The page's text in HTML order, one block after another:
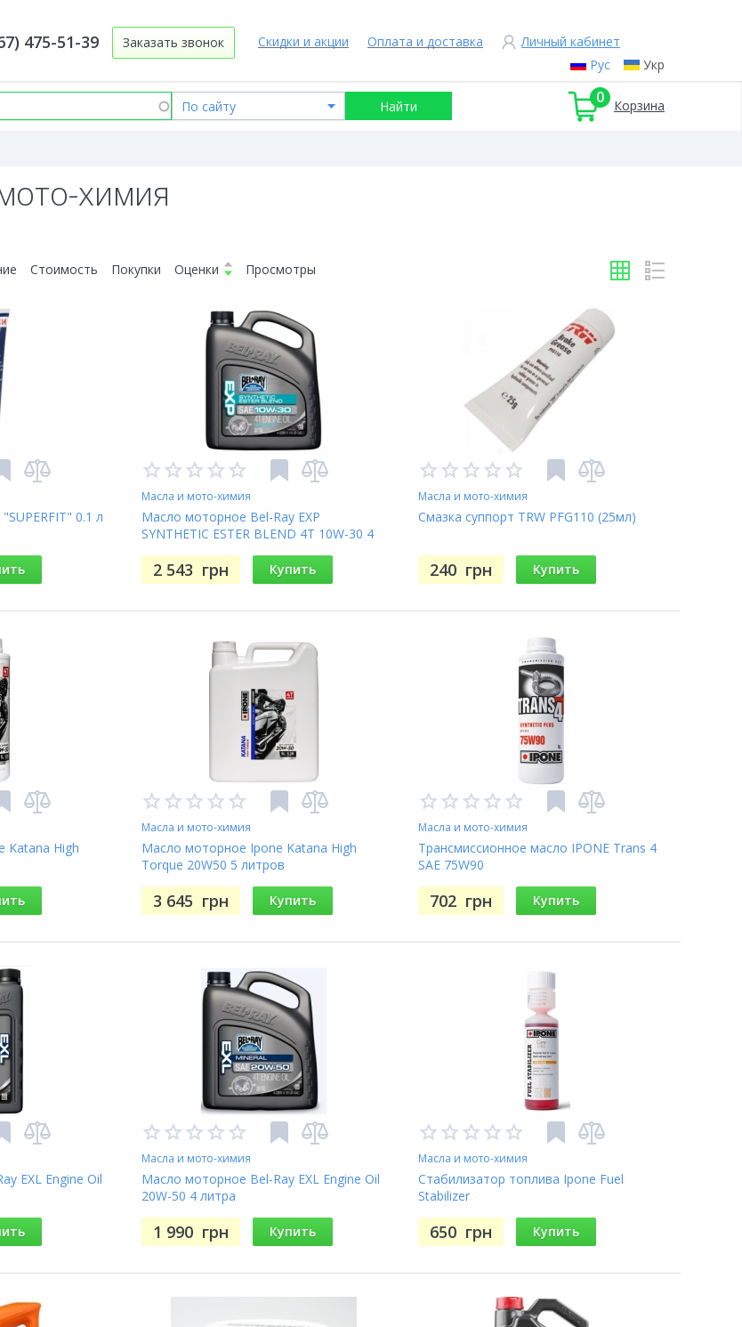
Рус Укр
Скидки и акции Оплата и доставка Личный кабинет
475-51-39 Заказать звонок
0 Корзина
химия
Стоимость Покупки Оценки Просмотры
0.1 л
Масла и мото-химия
Масло моторное Bel-Ray EXP
SYNTHETIC ESTER BLEND 4T 10W-30 4
2 543 грн Купить
Масла и мото-химия
Смазка суппорт TRW PFG110 (25мл)
240 грн Купить
Katana High
Масла и мото-химия
Масло моторное Ipone Katana High
Torque 20W50 5 литров
3 645 грн Купить
Масла и мото-химия
Трансмиссионное масло IPONE Trans 4
SAE 75W90
702 грн Купить
EXL Engine Oil
Масла и мото-химия
Масло моторное Bel-Ray EXL Engine Oil
20W-50 4 литра
1 990 грн Купить
Масла и мото-химия
Стабилизатор топлива Ipone Fuel
Stabilizer
650 грн Купить